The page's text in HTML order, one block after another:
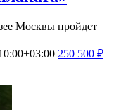
Москвы пройдет
250 500 ₽